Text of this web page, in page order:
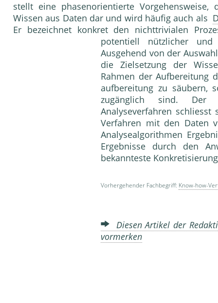
stellt eine phasenorientierte
Wissen aus Daten dar und wird häufig auch als
Er bezeichnet konkret den nichttrivialen
potentiell nützlicher
Ausgehend von der
die Zielsetzung der
Rahmen der Aufbereitung
aufbereitung zu säubern,
zugänglich sind. Der
Analyseverfahren
Verfahren mit den Daten
Analysealgorithmen
Ergebnisse durch den
bekannteste
Vorhergehender Fachbegriff: Know-how-
Diesen Artikel der
vormerken